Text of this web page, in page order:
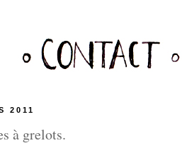
2011
à grelots.